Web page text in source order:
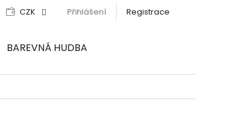
CZK Přihlášení Registrace
BAREVNÁ HUDBA